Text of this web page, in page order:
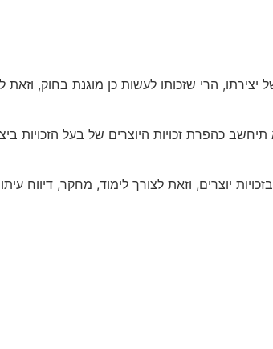
יצירתו, הרי שזכותו לעשות כן מוגנת בחוק,
כהפרת זכויות היוצרים של בעל הזכויות
יוצרים, וזאת לצורך לימוד, מחקר, דיווח